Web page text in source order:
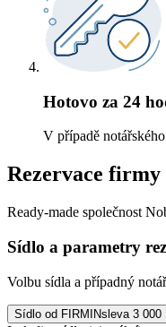
Hotovo za 24
V případě
Rezervace firmy
Ready-made společnost
Sídlo a parametry
Volbu sídla a případný
Sídlo od FIRMINsleva 3 000